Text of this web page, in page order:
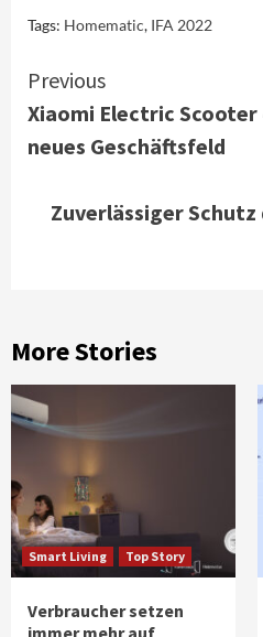
Tags: Homematic, IFA 2022
Continue
Reading
Previous
Xiaomi Electric
neues Geschäftsfeld
Zuverlässiger Schutz
More Stories
Smart Living Top Story
Verbraucher setzen
immer mehr auf